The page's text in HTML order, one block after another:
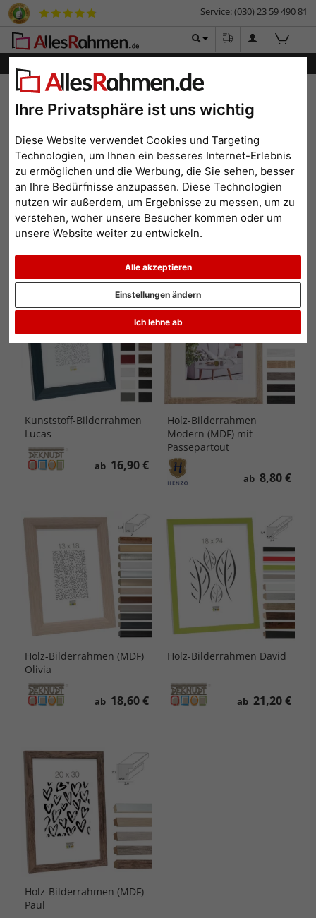
Ihre Privatsphäre ist uns wichtig
Diese Website verwendet Cookies und Targeting
Technologien, um Ihnen ein besseres Internet-Erlebnis
zu ermöglichen und die Werbung, die Sie sehen, besser
an Ihre Bedürfnisse anzupassen. Diese Technologien
nutzen wir außerdem, um Ergebnisse zu messen, um zu
verstehen, woher unsere Besucher kommen oder um
unsere Website weiter zu entwickeln.
Alle akzeptieren
Ich lehne ab
Einstellungen ändern
Service: (030) 23 59 490 81
Menü
Bilderrahmen-Shop Rahmengrößen
Alle Formate
Filterergebnis
Alle Formate
Alle Filter zurücksetzen
Format: 15x30
Kunststoff-Bilderrahmen
Lucas
ab 16,90 €
Holz-Bilderrahmen
Modern (MDF) mit
Passepartout
ab 8,80 €
Holz-Bilderrahmen (MDF)
Olivia
ab 18,60 €
Holz-Bilderrahmen David
ab 21,20 €
Holz-Bilderrahmen (MDF)
Paul